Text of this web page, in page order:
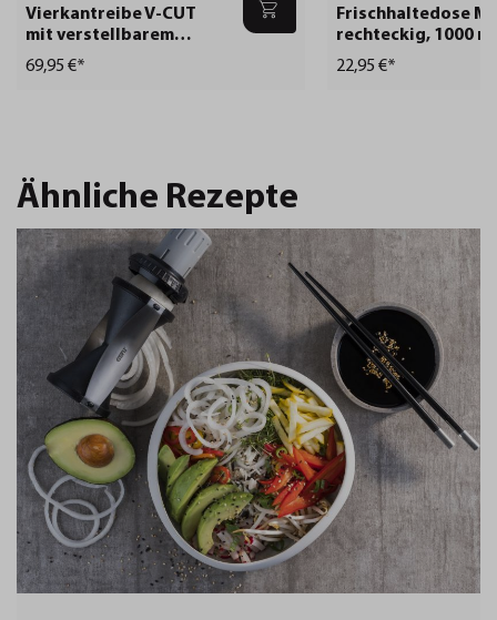
Vierkantreibe V-CUT
mit verstellbarem
Hobel
69,95 €*
Frischhaltedose
rechteckig, 1000 ml
22,95 €*
Ähnliche Rezepte